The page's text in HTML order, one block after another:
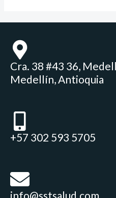
Cra. 38 #43 36,
Medellín, Antioquia
+57 302 593 5705
info@sstsalud.com